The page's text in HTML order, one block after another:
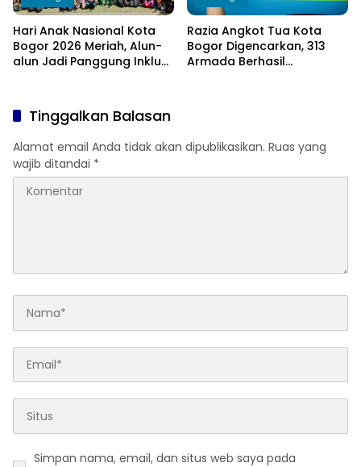
Hari Anak Nasional Kota
Bogor 2026 Meriah, Alun-
alun Jadi Panggung Inklusi
Razia Angkot Tua Kota
Bogor Digencarkan, 313
Armada Berhasil
Tinggalkan Balasan
Alamat email Anda tidak akan dipublikasikan. Ruas yang
wajib ditandai *
Simpan nama, email, dan situs web saya pada